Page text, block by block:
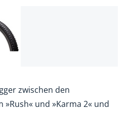
zwischen den
und »Karma 2« und